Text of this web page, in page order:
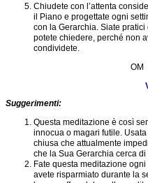
Grande
Invocazione
L’illusione
Soggettivi
di
Gruppo
Iniziativa
purificazione
Chiudete con l’attenta
il Piano e progettate ogni
con la Gerarchia. Siate
potete chiedere, perché non
condividete.
OM
Suggerimenti:
Questa meditazione è così
innocua o magari futile.
chiusa che attualmente
che la Sua Gerarchia cerca di
Fate questa meditazione
avete risparmiato durante la